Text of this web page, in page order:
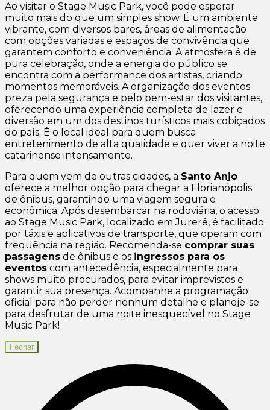
Ao visitar o Stage Music Park, você pode esperar
muito mais do que um simples show. É um ambiente
vibrante, com diversos bares, áreas de alimentação
com opções variadas e espaços de convivência que
garantem conforto e conveniência. A atmosfera é de
pura celebração, onde a energia do público se
encontra com a performance dos artistas, criando
momentos memoráveis. A organização dos eventos
preza pela segurança e pelo bem-estar dos visitantes,
oferecendo uma experiência completa de lazer e
diversão em um dos destinos turísticos mais cobiçados
do país. É o local ideal para quem busca
entretenimento de alta qualidade e quer viver a noite
catarinense intensamente.
Para quem vem de outras cidades, a Santo Anjo
oferece a melhor opção para chegar a Florianópolis
de ônibus, garantindo uma viagem segura e
econômica. Após desembarcar na rodoviária, o acesso
ao Stage Music Park, localizado em Jurerê, é facilitado
por táxis e aplicativos de transporte, que operam com
frequência na região. Recomenda-se comprar suas
passagens de ônibus e os ingressos para os
eventos com antecedência, especialmente para
shows muito procurados, para evitar imprevistos e
garantir sua presença. Acompanhe a programação
oficial para não perder nenhum detalhe e planeje-se
para desfrutar de uma noite inesquecível no Stage
Music Park!
Fechar